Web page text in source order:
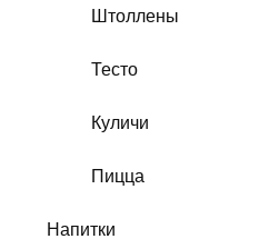
Штоллены
Тесто
Куличи
Пицца
Напитки